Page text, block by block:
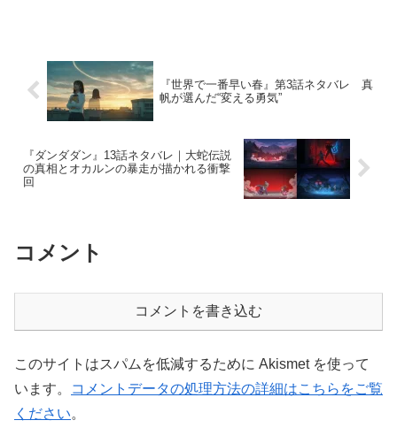
『世界で一番早い春』第3話ネタバレ 真
帆が選んだ“変える勇気”
『ダンダダン』13話ネタバレ｜大蛇伝説
の真相とオカルンの暴走が描かれる衝撃
回
コメント
コメントを書き込む
このサイトはスパムを低減するために Akismet を使って
います。
コメントデータの処理方法の詳細はこちらをご覧
ください。